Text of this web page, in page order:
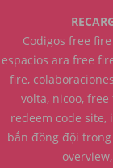
Codigos free
espacios ara free
fire,
volta, nicoo,
redeem code site,
bắn đồng đội